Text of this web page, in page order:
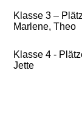
Klasse 3 –
Marlene, Theo
Klasse 4 -
Jette